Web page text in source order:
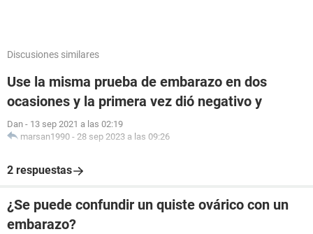
Discusiones similares
Use la misma prueba de embarazo en dos
ocasiones y la primera vez dió negativo y
Dan - 13 sep 2021 a las 02:19
marsan1990 - 28 sep 2023 a las 09:26
2 respuestas
¿Se puede confundir un quiste ovárico con un
embarazo?